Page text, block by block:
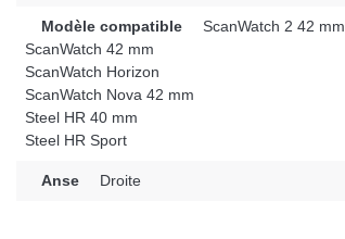
Modèle compatible
ScanWatch 2 42 mm
ScanWatch 42 mm
ScanWatch Horizon
ScanWatch Nova 42 mm
Steel HR 40 mm
Steel HR Sport
Anse Droite